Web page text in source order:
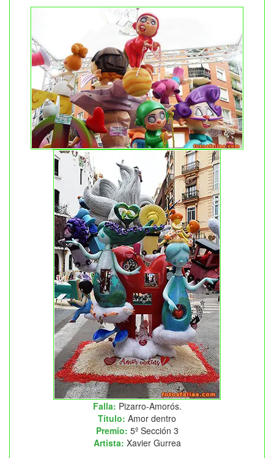
Falla: Pizarro-Amorós.
Título: Amor dentro
Premio: 5º Sección 3
Artista: Xavier Gurrea